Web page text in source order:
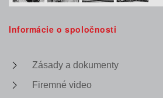
Informácie o spoločnosti
Zásady a dokumenty
Firemné video